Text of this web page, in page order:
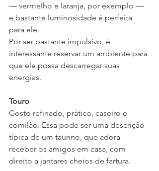
— vermelho e laranja, por exemplo —
e bastante luminosidade é perfeita
para ele.
Por ser bastante impulsivo, é
interessante reservar um ambiente para
que ele possa descarregar suas
energias.
Touro
Gosto refinado, prático, caseiro e
comilão. Essa pode ser uma descrição
típica de um taurino, que adora
receber os amigos em casa, com
direito a jantares cheios de fartura.